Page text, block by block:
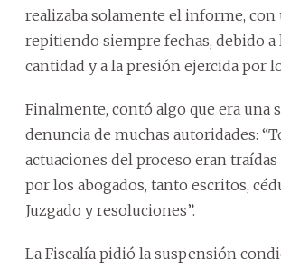
realizaba solamente el informe, con
repitiendo siempre fechas, debido a
cantidad y a la presión ejercida por
Finalmente, contó algo que era una
denuncia de muchas autoridades:
actuaciones del proceso eran traídas
por los abogados, tanto escritos,
Juzgado y resoluciones”.
La Fiscalía pidió la suspensión